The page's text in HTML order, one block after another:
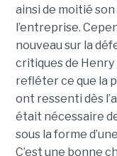
ainsi de moitié
l’entreprise.
nouveau sur la
critiques de Henry
refléter ce que la
ont ressenti dès
était nécessaire
sous la forme
C’est une bonne